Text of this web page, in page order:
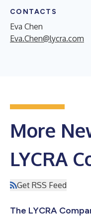
CONTACTS
Eva Chen
Eva.Chen@lycra.com
More
LYCRA
Get RSS Feed
The LYCRA